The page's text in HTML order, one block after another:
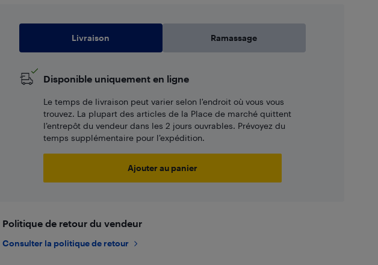
Livraison Ramassage
Disponible uniquement en ligne
Le temps de livraison peut varier selon l'endroit où vous vous
trouvez. La plupart des articles de la Place de marché quittent
l’entrepôt du vendeur dans les 2 jours ouvrables. Prévoyez du
temps supplémentaire pour l’expédition.
Ajouter au panier
Politique de retour du vendeur
Consulter la politique de retour